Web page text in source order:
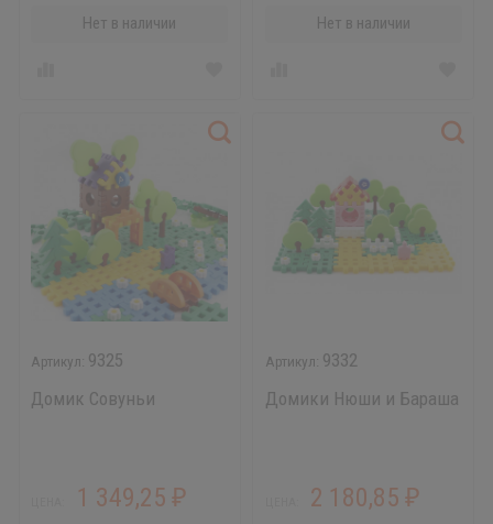
Нет в наличии Нет в наличии
9325
Домик Совуньи
1 349,25 ₽
9332
Домики Нюши и Бараша
2 180,85₽